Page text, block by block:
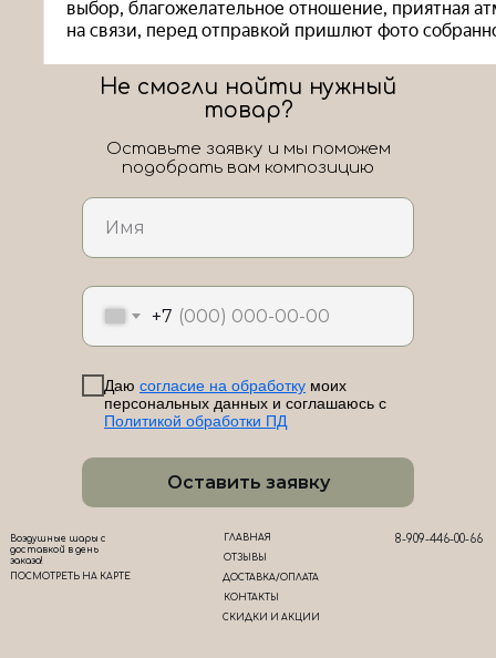
ЛоШАРик на карте Новороссийска — Яндекс Карты
+7
Даю согласие на обработку моих
персональных данных и соглашаюсь с
Политикой обработки ПД
Оставить заявку
Не смогли найти нужный
товар?
Оставьте заявку и мы поможем
подобрать вам композицию
ОТЗЫВЫ
ГЛАВНАЯ
ДОСТАВКА/ОПЛАТА
СКИДКИ И АКЦИИ
КОНТАКТЫ
8-909-446-00-66
Воздушные шары с
доставкой в день
заказа!
ПОСМОТРЕТЬ НА КАРТЕ